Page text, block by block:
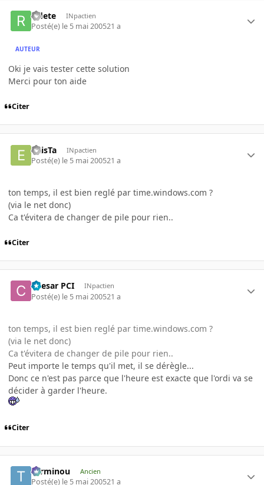
riflete INpactien
Posté(e) le 5 mai 200521 a
AUTEUR
Oki je vais tester cette solution
Merci pour ton aide
Citer
eXisTa INpactien
Posté(e) le 5 mai 200521 a
ton temps, il est bien reglé par time.windows.com ?
(via le net donc)
Ca t'évitera de changer de pile pour rien..
Citer
Caesar PCI INpactien
Posté(e) le 5 mai 200521 a
ton temps, il est bien reglé par time.windows.com ?
(via le net donc)
Ca t'évitera de changer de pile pour rien..
Peut importe le temps qu'il met, il se dérègle...
Donc ce n'est pas parce que l'heure est exacte que l'ordi va se
décider à garder l'heure.
Citer
Terminou Ancien
Posté(e) le 5 mai 200521 a